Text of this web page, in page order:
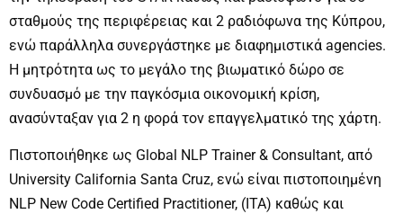
σταθμούς της περιφέρειας και 2 ραδιόφωνα της Κύπρου,
ενώ παράλληλα συνεργάστηκε με διαφημιστικά agencies.
Η μητρότητα ως το μεγάλο της βιωματικό δώρο σε
συνδυασμό με την παγκόσμια οικονομική κρίση,
ανασύνταξαν για 2 η φορά τον επαγγελματικό της χάρτη.
Πιστοποιήθηκε ως Global NLP Trainer & Consultant, από
University California Santa Cruz, ενώ είναι πιστοποιημένη
NLP New Code Certified Practitioner, (ITA) καθώς και